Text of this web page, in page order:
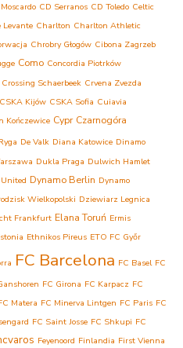
CD Serranos CD Toledo Celtic
Levante Charlton Charlton Athletic
Chrobry Głogów Cibona Zagrzeb
Como Concordia Piotrków
Crossing Schaerbeek Crvena Zvezda
CSKA Kijów CSKA Sofia Cuiavia
Kończewice Cypr Czarnogóra
De Valk Diana Katowice Dinamo
Dukla Praga Dulwich Hamlet
Dynamo Berlin Dynamo
Wielkopolski Dziewiarz Legnica
Frankfurt Elana Toruń Ermis
Ethnikos Pireus ETO FC Győr
FC Barcelona FC Basel FC
FC Girona FC Karpacz FC
Matera FC Minerva Lintgen FC Paris FC
FC Saint Josse FC Shkupi FC
Feyenoord Finlandia First Vienna